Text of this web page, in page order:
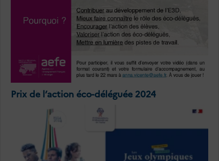
Prix de l’action éco-déléguée 2024